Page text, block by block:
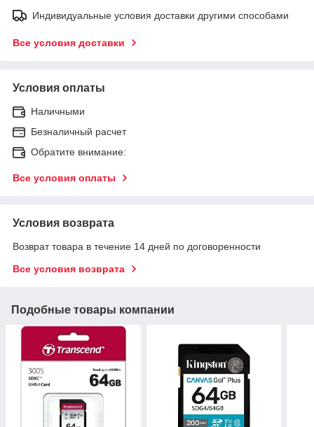
Индивидуальные условия доставки другими способами
Все условия доставки
Условия оплаты
Наличными
Безналичный расчет
Обратите внимание:
Все условия оплаты
Условия возврата
Возврат товара в течение 14 дней по договоренности
Все условия возврата
Подобные товары компании